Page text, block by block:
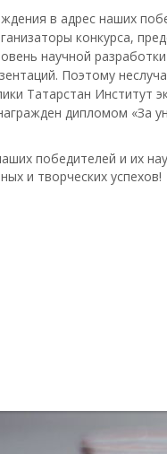
в адрес наших
конкурса,
научной
Поэтому
Татарстан Институт
дипломом «За
победителей и их
и творческих успехов!